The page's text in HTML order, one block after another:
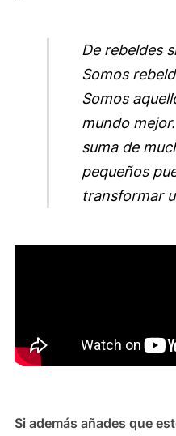
De rebeldes
Somos
Somos
mundo
suma de
pequeños
transformar
Si además añades que